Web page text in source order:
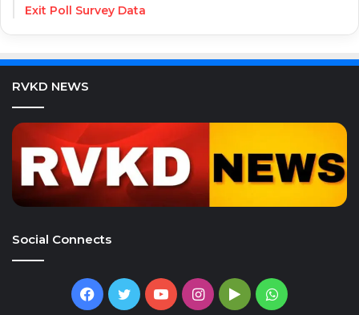
Exit Poll Survey Data
RVKD NEWS
Social Connects
Facebook
TwitterYouTubeInstagram
GoogleWhatsApp